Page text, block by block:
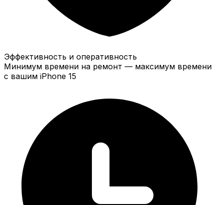
Эффективность и оперативность
Минимум времени на ремонт — максимум времени
с вашим iPhone 15